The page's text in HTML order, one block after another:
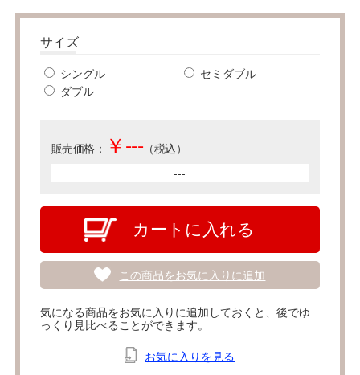
サイズ
シングル
セミダブル
ダブル
販売価格： ￥--- （税込）
---
カートに入れる
この商品をお気に入りに追加
気になる商品をお気に入りに追加しておくと、後でゆ
っくり見比べることができます。
お気に入りを見る